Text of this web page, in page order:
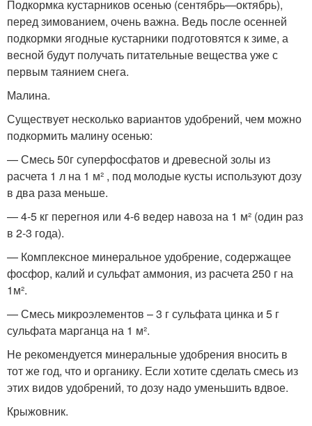
Подкормка кустарников осенью (сентябрь—октябрь),
перед зимованием, очень важна. Ведь после осенней
подкормки ягодные кустарники подготовятся к зиме, а
весной будут получать питательные вещества уже с
первым таянием снега.
Малина.
Существует несколько вариантов удобрений, чем можно
подкормить малину осенью:
— Смесь 50г суперфосфатов и древесной золы из
расчета 1 л на 1 м² , под молодые кусты используют дозу
в два раза меньше.
— 4-5 кг перегноя или 4-6 ведер навоза на 1 м² (один раз
в 2-3 года).
— Комплексное минеральное удобрение, содержащее
фосфор, калий и сульфат аммония, из расчета 250 г на
1м².
— Смесь микроэлементов – 3 г сульфата цинка и 5 г
сульфата марганца на 1 м².
Не рекомендуется минеральные удобрения вносить в
тот же год, что и органику. Если хотите сделать смесь из
этих видов удобрений, то дозу надо уменьшить вдвое.
Крыжовник.